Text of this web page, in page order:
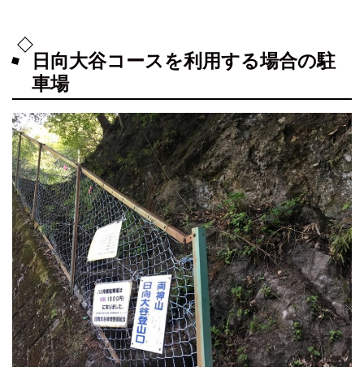
日向大谷コースを利用する場合の駐
車場